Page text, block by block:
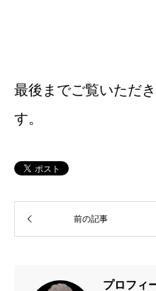
最後までご覧いただ
す。
前の記事
プロフィ